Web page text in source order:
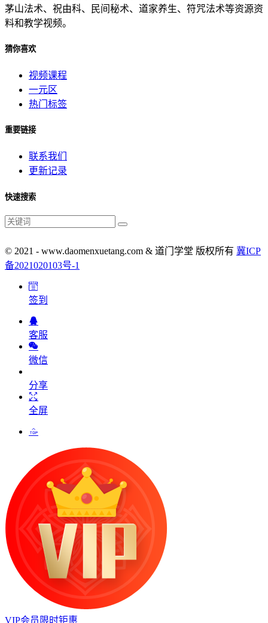
茅山法术、祝由科、民间秘术、道家养生、符咒法术等资源资
料和教学视频。
猜你喜欢
视频课程
一元区
热门标签
重要链接
联系我们
更新记录
快速搜索
© 2021 - www.daomenxuetang.com & 道门学堂 版权所有 冀ICP
备2021020103号-1
签到
客服
微信
分享
全屏
VIP会员限时钜惠